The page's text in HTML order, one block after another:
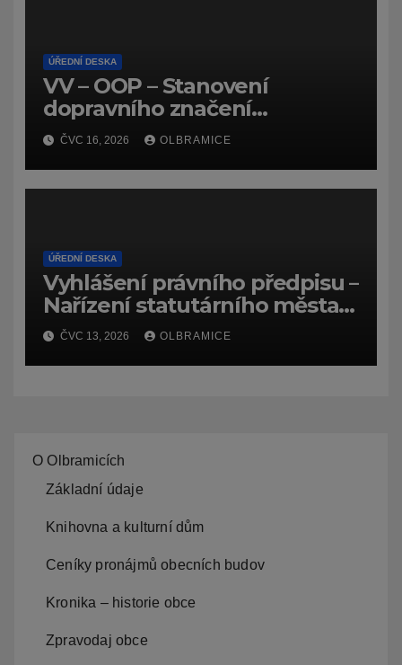
ÚŘEDNÍ DESKA
VV – OOP – Stanovení
dopravního značení
(dočasného) č.
7159/26/Olbramice
ČVC 16, 2026 OLBRAMICE
ÚŘEDNÍ DESKA
Vyhlášení právního předpisu –
Nařízení statutárního města
Ostravy, o záměru zadat
zpracování lesních
hospodářských budov
ČVC 13, 2026 OLBRAMICE
O Olbramicích
Základní údaje
Knihovna a kulturní dům
Ceníky pronájmů obecních budov
Kronika – historie obce
Zpravodaj obce